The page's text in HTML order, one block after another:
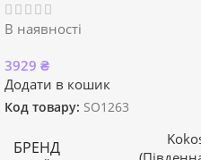
В наявності
3929 ₴
Додати в кошик
Код товару: SO1263
БРЕНД